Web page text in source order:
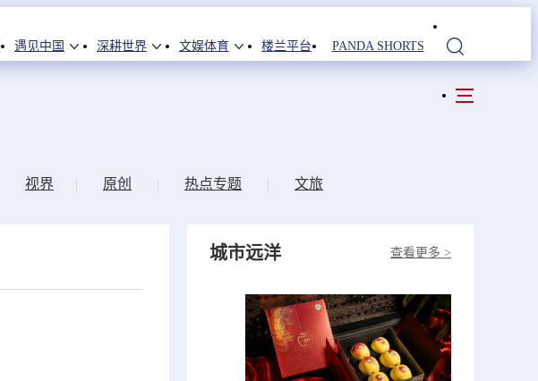
遇见中国 深耕世界 文娱体育 楼兰平台 PANDA SHORTS
视界 | 原创 | 热点专题 | 文旅
查看更多 >
城市远洋